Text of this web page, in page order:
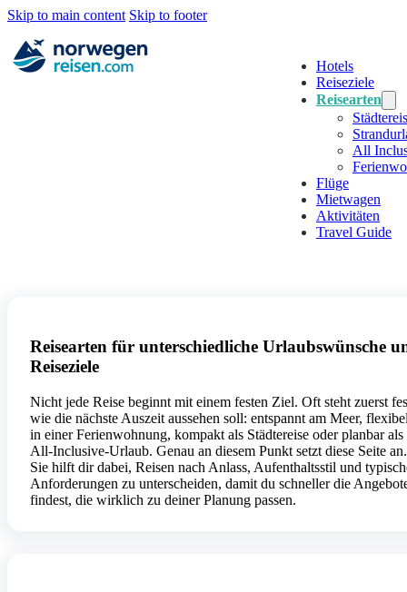
Skip to main content Skip to footer
Hotels
Reiseziele
Reisearten
All
Flüge
Mietwagen
Aktivitäten
Travel Guide
Reisearten für unterschiedliche Urlaubswünsche
Reiseziele
Nicht jede Reise beginnt mit einem festen Ziel. Oft steht zuerst
wie die nächste Auszeit aussehen soll: entspannt am Meer,
in einer Ferienwohnung, kompakt als Städtereise oder planbar als
All-Inclusive-Urlaub. Genau an diesem Punkt setzt diese Seite an.
Sie hilft dir dabei, Reisen nach Anlass, Aufenthaltsstil und
Anforderungen zu unterscheiden, damit du schneller die
findest, die wirklich zu deiner Planung passen.